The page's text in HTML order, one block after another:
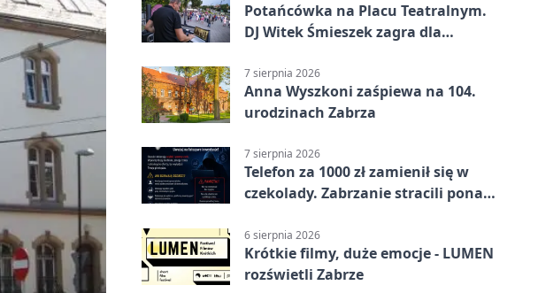
Potańcówka na Placu Teatralnym.
DJ Witek Śmieszek zagra dla
7 sierpnia 2026
Anna Wyszkoni zaśpiewa na 104.
urodzinach Zabrza
7 sierpnia 2026
Telefon za 1000 zł zamienił się w
czekolady. Zabrzanie stracili ponad
6 sierpnia 2026
Krótkie filmy, duże emocje - LUMEN
rozświetli Zabrze